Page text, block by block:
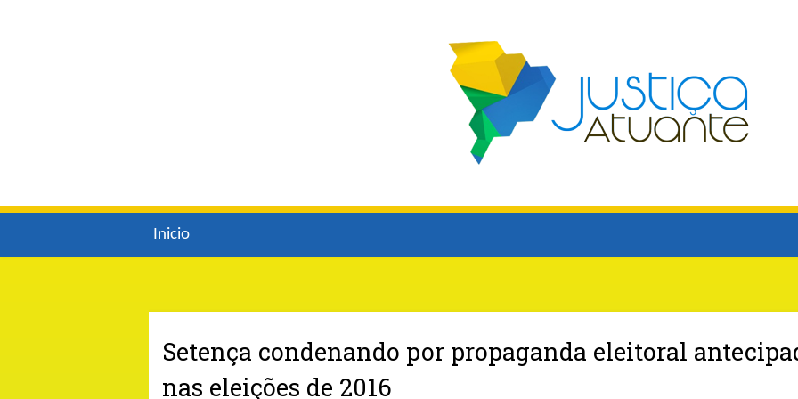
Inicio
Setença condenando por propaganda eleitoral
nas eleições de 2016